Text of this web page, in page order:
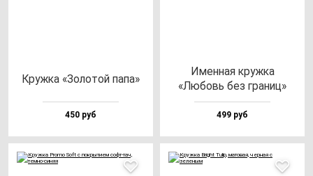
Круж­ка «Золо­той па­па»
450 руб
Имен­ная круж­ка
«Любовь без гра­ниц»
499 руб